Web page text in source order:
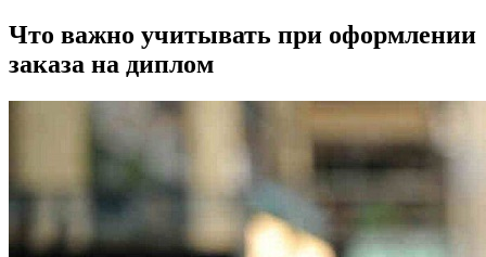
Что важно учитывать при оформлении
заказа на диплом